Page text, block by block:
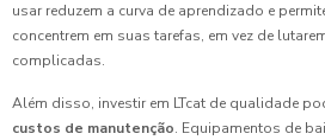
usar reduzem a curva de aprendizado e
concentrem em suas tarefas, em vez de
complicadas.
Além disso, investir em LTcat de qualidade
custos de manutenção. Equipamentos de